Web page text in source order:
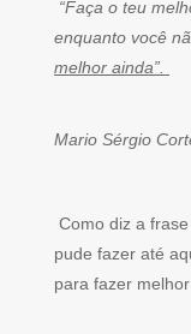
“Faça o teu
enquanto você
melhor ainda”.
Mario Sérgio
Como diz a
pude fazer até
para fazer